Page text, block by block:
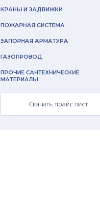
КРАНЫ И ЗАДВИЖКИ
ПОЖАРНАЯ СИСТЕМА
ЗАПОРНАЯ АРМАТУРА
ГАЗОПРОВОД
ПРОЧИЕ САНТЕХНИЧЕСКИЕ
МАТЕРИАЛЫ
Скачать прайс лист